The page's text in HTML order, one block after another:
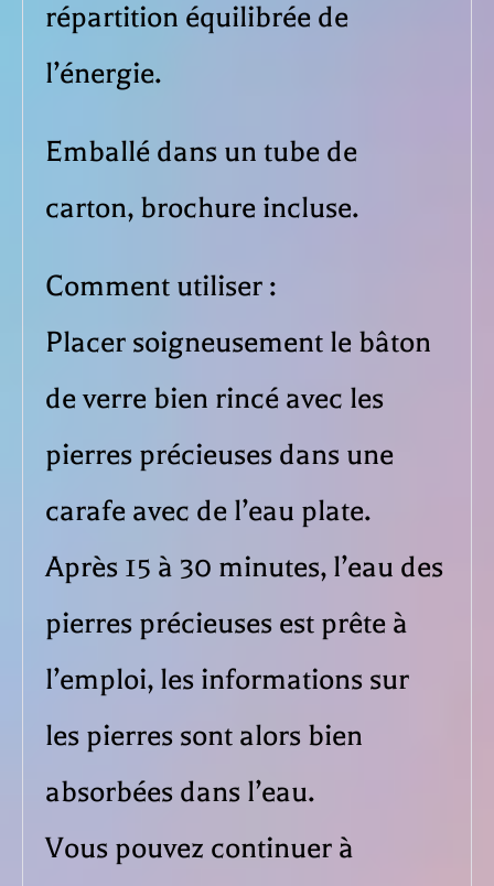
répartition équilibrée de
l’énergie.
Emballé dans un tube de
carton, brochure incluse.
Comment utiliser :
Placer soigneusement le bâton
de verre bien rincé avec les
pierres précieuses dans une
carafe avec de l’eau plate.
Après 15 à 30 minutes, l’eau des
pierres précieuses est prête à
l’emploi, les informations sur
les pierres sont alors bien
absorbées dans l’eau.
Vous pouvez continuer à